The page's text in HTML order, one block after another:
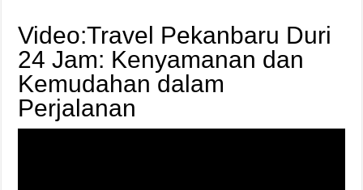
Video:Travel Pekanbaru Duri
24 Jam: Kenyamanan dan
Kemudahan dalam
Perjalanan